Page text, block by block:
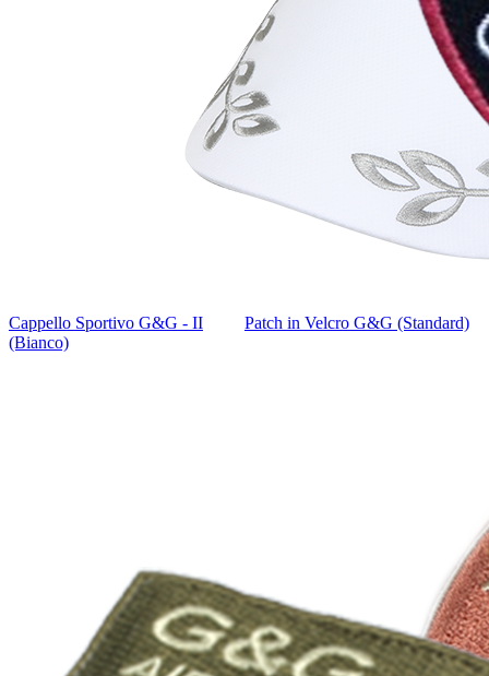
Cappello Sportivo G&G - II
(Bianco)
Patch in Velcro G&G (Standard)